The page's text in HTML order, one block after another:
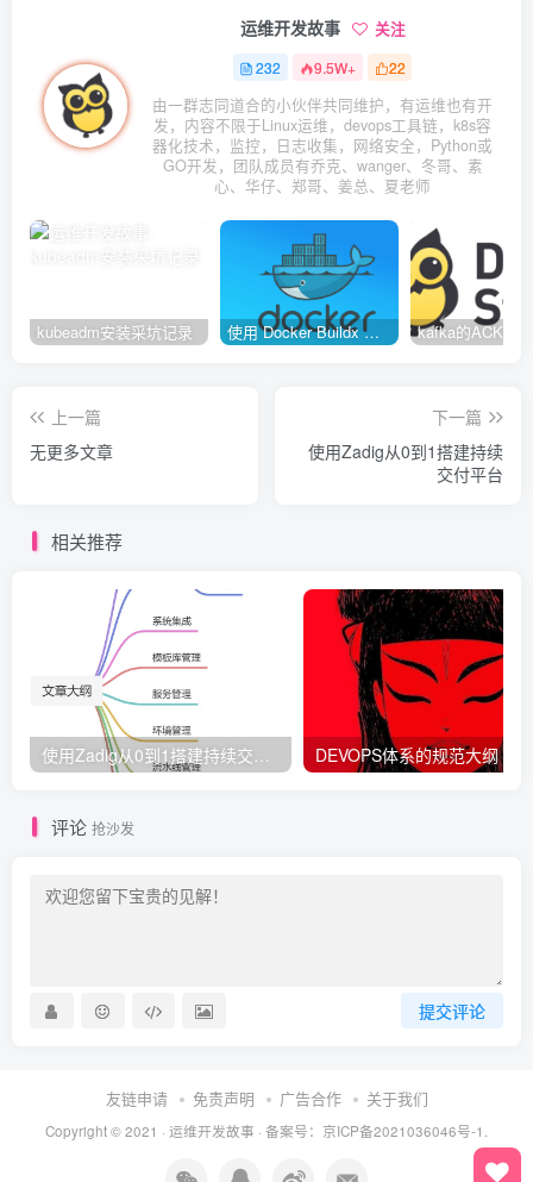
运维开发故事 关注
232 9.5W+ 22
由一群志同道合的小伙伴共同维护，有运维也有开
发，内容不限于Linux运维，devops工具链，k8s容
器化技术，监控，日志收集，网络安全，Python或
GO开发，团队成员有乔克、wanger、冬哥、素
心、华仔、郑哥、姜总、夏老师
kubeadm安装采坑记录 使用 Docker Buildx 构建多种系统架构镜像
上一篇
无更多文章
下一篇
使用Zadig从0到1搭建持续
交付平台
相关推荐
DEVOPS体系的规范大纲
评论 抢沙发
提交评论
友链申请 免责声明 广告合作 关于我们
Copyright © 2021 · 运维开发故事 · 备案号：京ICP备2021036046号-1.